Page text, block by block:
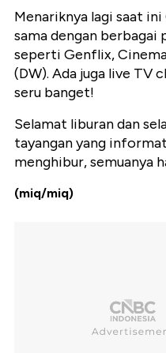
Menariknya lagi saat
sama dengan
seperti Genflix,
(DW). Ada juga live TV
seru banget!
Selamat liburan dan
tayangan yang
menghibur, semuanya
(miq/miq)